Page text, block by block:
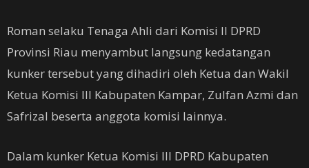
Roman selaku Tenaga Ahli dari Komisi II DPRD
Provinsi Riau menyambut langsung kedatangan
kunker tersebut yang dihadiri oleh Ketua dan Wakil
Ketua Komisi III Kabupaten Kampar, Zulfan Azmi dan
Safrizal beserta anggota komisi lainnya.
Dalam kunker Ketua Komisi III DPRD Kabupaten